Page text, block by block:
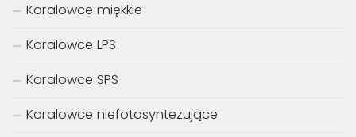
Koralowce miękkie
Koralowce LPS
Koralowce SPS
Koralowce niefotosyntezujące